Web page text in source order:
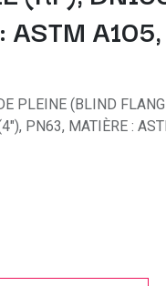
ASTM
PLEINE (BLIND
PN63, MATIÈRE :